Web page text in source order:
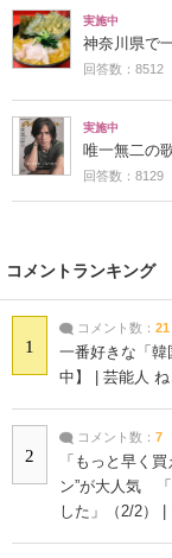
実施中
神奈川県で
回答数：8512
実施中
唯一無二の
回答数：8129
コメントランキング
1
コメント数： 21
一番好きな「韓
中】 | 芸能人
2
コメント数： 7
「もっと早く
ン”が大人気 「
した」（2/2） |